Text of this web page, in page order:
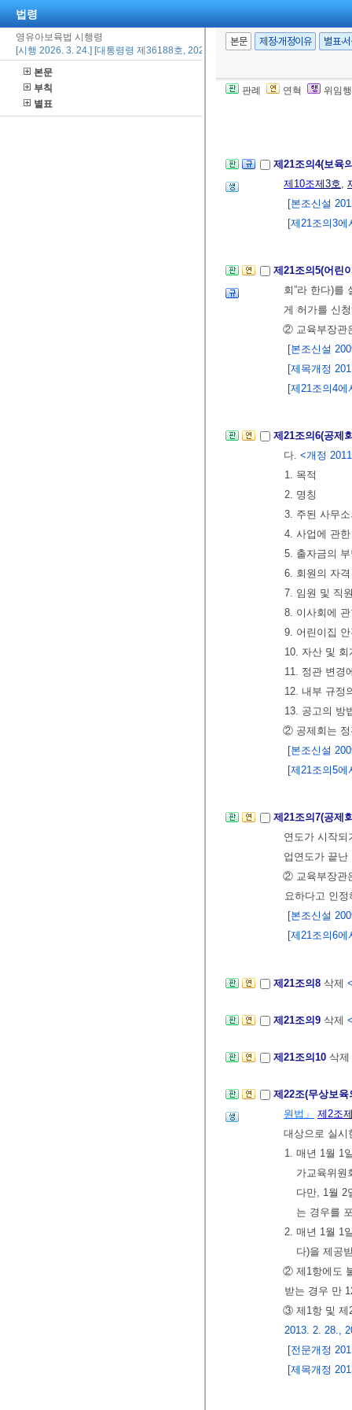
법령
영유아보육법 시행령
[시행 2026. 3. 24.] [대통령령 제36188호, 2026. 3. 24., 일부개정]
본문
부칙
별표
본문 제정·개정이유 별표·
판례 연혁 위임
하는 등 시
[본조신설
[제목개정
제21조의4(보육
제10조제3호
[본조신설
[제21조의3
제21조의5(어린
회”라 한다)를
게 허가를 신
② 교육부장관
[본조신설
[제목개정
[제21조의4
제21조의6(공제
다. <개정
1. 목적
2. 명칭
3. 주된 사무
4. 사업에 관
5. 출자금의
6. 회원의 자
7. 임원 및 직
8. 이사회에
9. 어린이집
10. 자산 및
11. 정관 변경
12. 내부 규정
13. 공고의 방
② 공제회는 정
[본조신설
[제21조의5
제21조의7(공제
연도가 시작
업연도가 끝
② 교육부장관
요하다고 인
[본조신설
[제21조의6
제21조의8 삭제
제21조의9 삭제
제21조의10 삭제
제22조(무상보
원법」
제2조
대상으로 실
1. 매년 1월 1
가교육위원
다만, 1월 2
는 경우를
2. 매년 1월 1
다)을 제공
② 제1항에도
받는 경우 만
③ 제1항 및 제
2013. 2. 28.,
[전문개정
[제목개정